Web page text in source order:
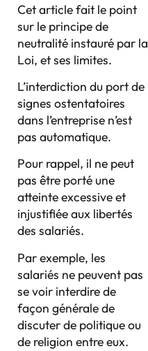
Cet article fait le point
sur le principe de
neutralité instauré par la
Loi, et ses limites.
L’interdiction du port de
signes ostentatoires
dans l’entreprise n’est
pas automatique.
Pour rappel, il ne peut
pas être porté une
atteinte excessive et
injustifiée aux libertés
des salariés.
Par exemple, les
salariés ne peuvent pas
se voir interdire de
façon générale de
discuter de politique ou
de religion entre eux.